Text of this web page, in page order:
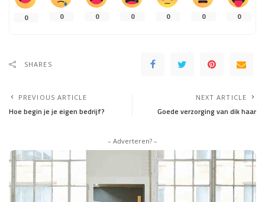
0 0 0 0 0 0 0
SHARES
PREVIOUS ARTICLE
Hoe begin je je eigen bedrijf?
NEXT ARTICLE
Goede verzorging van dik haar
– Adverteren? –